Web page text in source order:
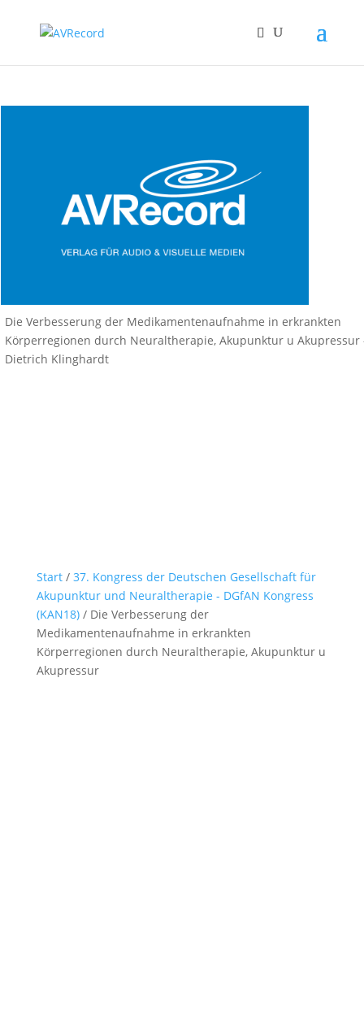
Die Verbesserung der Medikamentenaufnahme in erkrankten
Körperregionen durch Neuraltherapie, Akupunktur u Akupressur
Dietrich Klinghardt
Start/ 37. Kongress der Deutschen Gesellschaft für
Akupunktur und Neuraltherapie - DGfAN Kongress
(KAN18)/ Die Verbesserung der
Medikamentenaufnahme in erkrankten
Körperregionen durch Neuraltherapie, Akupunktur u
Akupressur